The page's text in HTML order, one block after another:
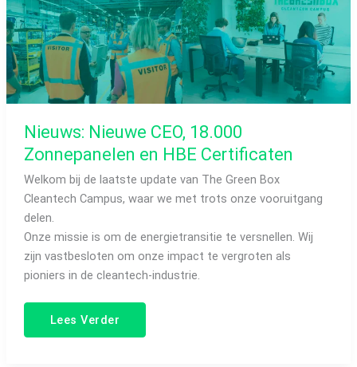
Nieuws: Nieuwe CEO, 18.000
Zonnepanelen en HBE Certificaten
Welkom bij de laatste update van The Green Box
Cleantech Campus, waar we met trots onze vooruitgang
delen.
Onze missie is om de energietransitie te versnellen. Wij
zijn vastbesloten om onze impact te vergroten als
pioniers in de cleantech-industrie.
Lees Verder